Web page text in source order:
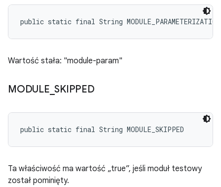
public static final String MODULE_PARAMETERIZATION
Wartość stała: "module-param"
MODULE _SKIPPED
public static final String MODULE_SKIPPED
Ta właściwość ma wartość „true”, jeśli moduł testowy
został pominięty.